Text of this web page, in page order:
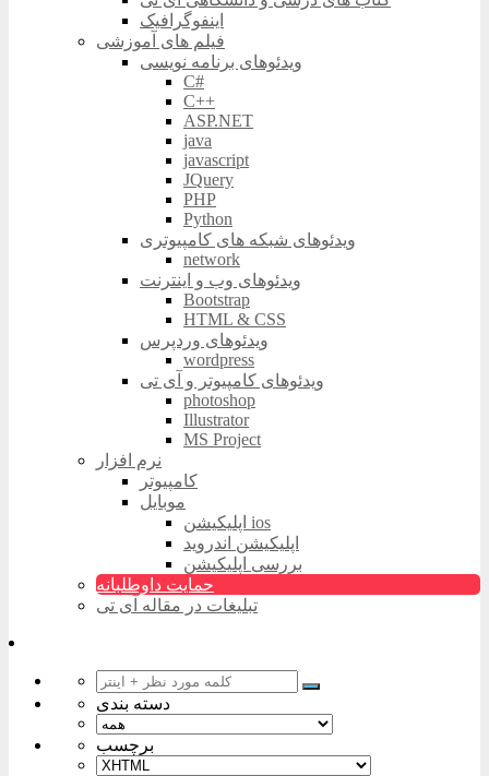
اینفوگرافیک
فیلم های آموزشی
ویدئوهای برنامه نویسی
C#
C++
ASP.NET
java
javascript
JQuery
PHP
Python
ویدئوهای شبکه های کامپیوتری
network
ویدئوهای وب و اینترنت
Bootstrap
HTML & CSS
ویدئوهای وردپرس
wordpress
ویدئوهای کامپیوتر و آی تی
photoshop
Illustrator
MS Project
نرم افزار
کامپیوتر
موبایل
اپلیکیشن ios
اپلیکیشن اندروید
بررسی اپلیکیشن
حمایت داوطلبانه
تبلیغات در مقاله آی تی
دسته بندی
برچسب